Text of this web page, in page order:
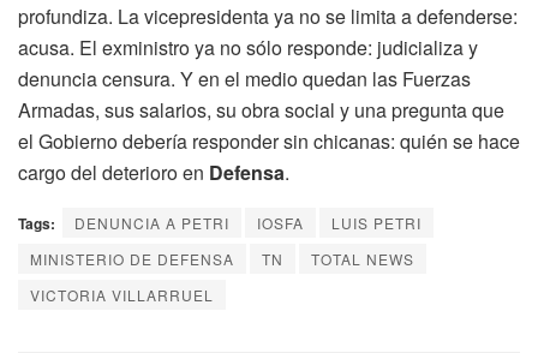
profundiza. La vicepresidenta ya no se limita a defenderse:
acusa. El exministro ya no sólo responde: judicializa y
denuncia censura. Y en el medio quedan las Fuerzas
Armadas, sus salarios, su obra social y una pregunta que
el Gobierno debería responder sin chicanas: quién se hace
cargo del deterioro en Defensa.
Tags: DENUNCIA A PETRI IOSFA
LUIS PETRI
MINISTERIO DE DEFENSA
TN
TOTAL NEWS
VICTORIA VILLARRUEL